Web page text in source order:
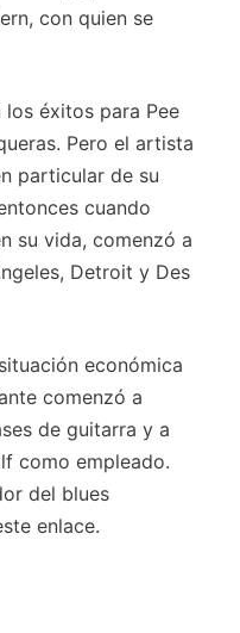
con quien se
éxitos para Pee
Pero el artista
particular de su
cuando
su vida, comenzó a
Detroit y Des
económica
comenzó a
de guitarra y a
como empleado.
del blues
enlace.